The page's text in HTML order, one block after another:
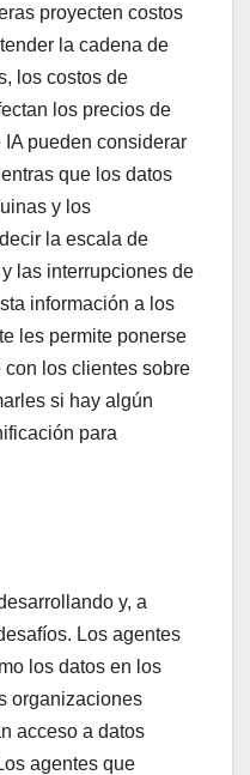
proyecten costos
la cadena de
los costos de
los precios de
pueden considerar
que los datos
y los
la escala de
las interrupciones de
información a los
les permite ponerse
los clientes sobre
si hay algún
para
y, a
Los agentes
los datos en los
organizaciones
acceso a datos
agentes que